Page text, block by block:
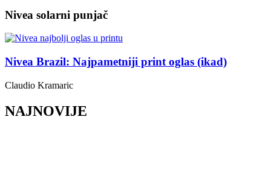
Nivea solarni punjač
Nivea Brazil: Najpametniji print oglas (ikad)
Claudio Kramaric
NAJNOVIJE